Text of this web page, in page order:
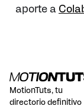
aporte a
MotionTuts, tu
directorio definitivo